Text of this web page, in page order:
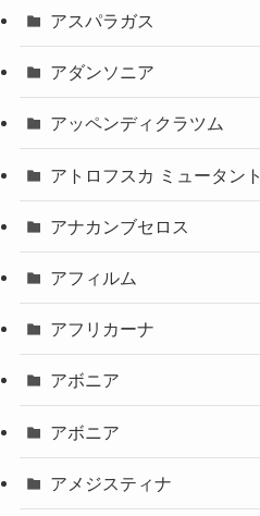
アスパラガス
アダンソニア
アッペンディクラツム
アトロフスカ ミュータント
アナカンブセロス
アフィルム
アフリカーナ
アボニア
アボニア
アメジスティナ